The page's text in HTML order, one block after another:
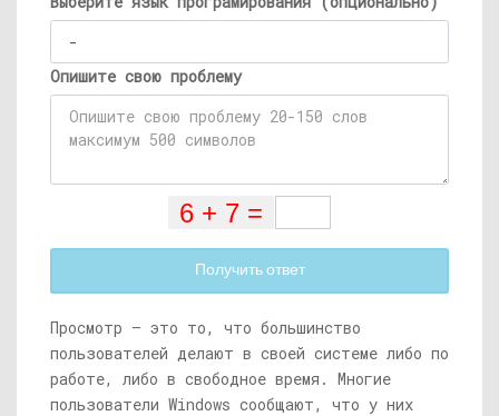
Опишите свою проблему
Получить ответ
Просмотр — это то, что большинство
пользователей делают в своей системе либо по
работе, либо в свободное время. Многие
пользователи Windows сообщают, что у них